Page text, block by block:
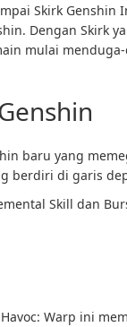
Skirk Genshin
Dengan Skirk
mulai
baru yang
berdiri di garis
Skill dan
Warp ini